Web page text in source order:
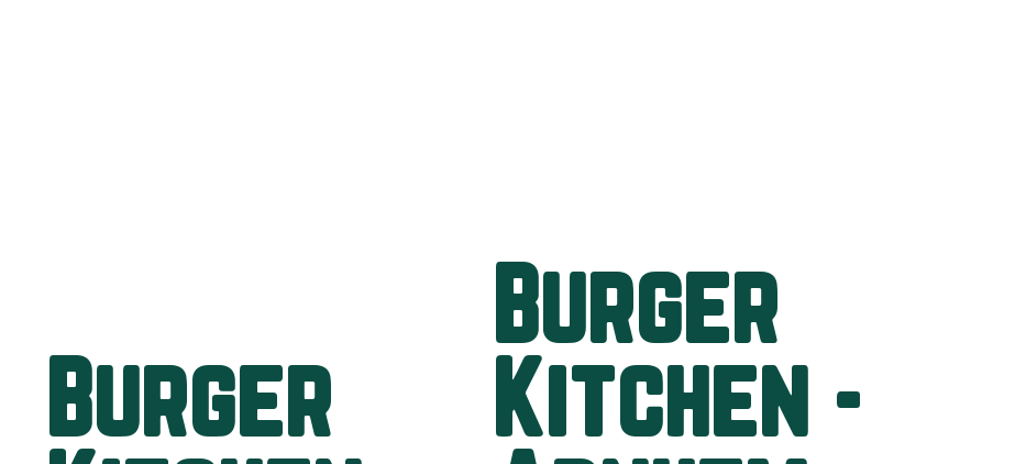
Burger
Burger
Kitchen -